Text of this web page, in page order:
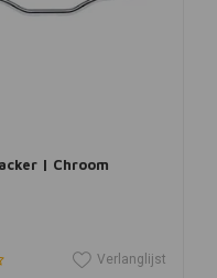
| Chroom
Verlanglijst